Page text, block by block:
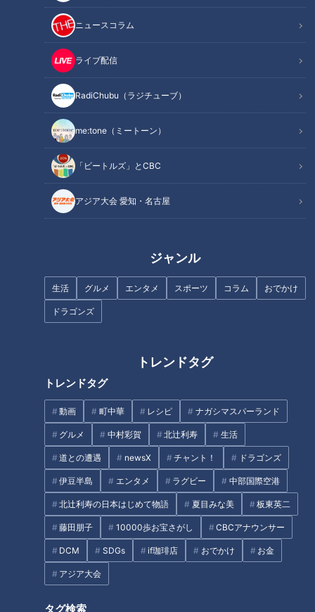
ニュースコラム
ライブ配信
RadiChubu（ラジチューブ）
me:tone（ミートーン）
「ビートルズ」とCBC
アジア大会 愛知・名古屋
ジャンル
生活 グルメ エンタメ スポーツ コラム おでかけ
ドラゴンズ
トレンドタグ
トレンドタグ
動画 町中華 レシピ ナガシマスパーランド
グルメ 中村彩賀 北辻利寿 生活
道との遭遇 newsX チャント！ ドラゴンズ
伊豆半島 エンタメ ラグビー 中部国際空港
北辻利寿の日本はじめて物語 夏目みな美 板東英二
藤田朋子 10000歩お宝さがし CBCアナウンサー
DCM SDGs if珈琲店 おでかけ お金
アジア大会
タグ検索
【チャント！】。
木曜日の人気コーナー『なりゆきアフロ』は、アフロヘアーが
トレードマークの副島淳くんが、出会った人に「街のおいしい
もの」を聞いて東海地方の125市町村を巡る、なりゆきグルメ
今回の舞台は愛知県西尾市。三河湾に面し、抹茶の里としても
有名な街でどんなグルメに会えるのでしょうか？
まずは、【ヤマ伍三矢商店】の看板娘である、地元生まれのお
姉さんからスタート！
マスク着用＆ソーシャルディスタンスを保ちながら、「あなた
お姉さん：【Tata】の『ビストロランチ』がオススメです。肉
や魚など全部が一皿に詰まっているんですよ。
『ビストロランチ』は数量限定の超人気メニューだそうで、食
べられなかった時は「絶品のスイーツ」をとも勧められまし